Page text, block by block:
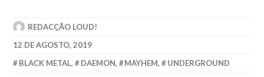
REDACÇÃO LOUD!
12 DE AGOSTO, 2019
BLACK METAL, DAEMON, MAYHEM, UNDERGROUND